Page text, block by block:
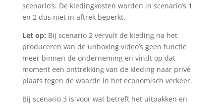
scenario’s. De kledingkosten worden in scenario’s 1
en 2 dus niet in aftrek beperkt.
Let op: Bij scenario 2 vervult de kleding na het
produceren van de unboxing video’s geen functie
meer binnen de onderneming en vindt op dat
moment een onttrekking van de kleding naar privé
plaats tegen de waarde in het economisch verkeer.
Bij scenario 3 is voor wat betreft het uitpakken en